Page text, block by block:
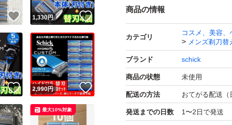
力をかけすぎたときには力を
心地の快さを最大化。密着剃
簡易包装の上発送いたします
画像の台紙は商品に含みませ
ホルダーは別売りです。
ご理解ご了承の上ご購入お願
商品の情報
カテゴリ
コスメ、美容、
メンズ剃刀替
ブランド schick
商品の状態 未使用
配送の方法 おてがる配送（
発送までの日数 1〜2日で発送
いいね！
1,330円 いいね！
いいね！
2,990円
最大10%対象